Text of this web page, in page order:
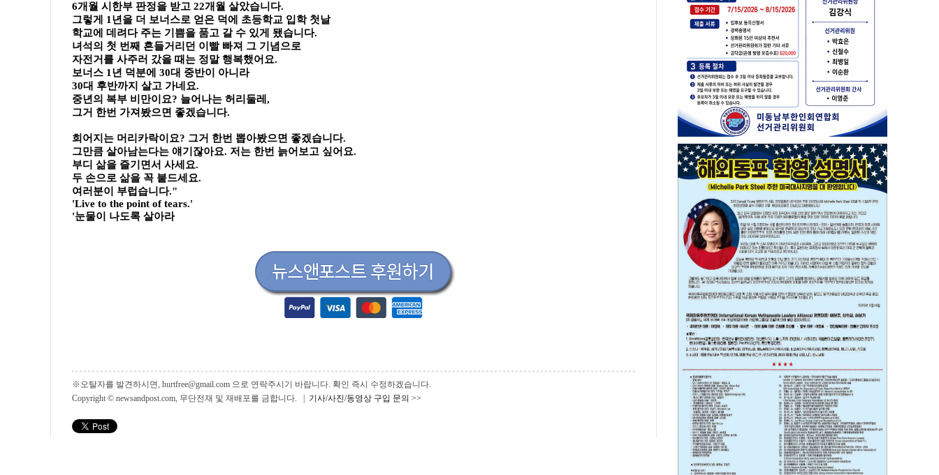
6개월 시한부 판정을 받고 22개월 살았습니다.
그렇게 1년을 더 보너스로 얻은 덕에 초등학교 입학 첫날
학교에 데려다 주는 기쁨을 품고 갈 수 있게 됐습니다.
녀석의 첫 번째 흔들거리던 이빨 빠져 그 기념으로
자전거를 사주러 갔을 때는 정말 행복했어요.
보너스 1년 덕분에 30대 중반이 아니라
30대 후반까지 살고 가네요.
중년의 복부 비만이요? 늘어나는 허리둘레,
그거 한번 가져봤으면 좋겠습니다.
희어지는 머리카락이요? 그거 한번 뽑아봤으면 좋겠습니다.
그만큼 살아남는다는 얘기잖아요. 저는 한번 늙어보고 싶어요.
부디 삶을 즐기면서 사세요.
두 손으로 삶을 꼭 붙드세요.
여러분이 부럽습니다."
'Live to the point of tears.'
'눈물이 나도록 살아라
※오탈자를 발견하시면, hurtfree@gmail.com 으로 연락주시기 바랍니다. 확인 즉시 수정하겠습니다.
Copyright © newsandpost.com, 무단전재 및 재배포를 금합니다. | 기사/사진/동영상 구입 문의 >>